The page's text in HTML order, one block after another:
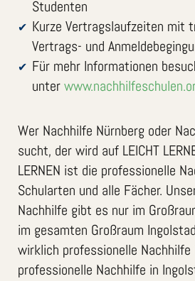
Studenten
Kurze Vertragslaufzeiten mit
Vertrags- und
Für mehr Informationen
unter
Wer Nachhilfe Nürnberg oder
sucht, der wird auf LEICHT
LERNEN ist die professionelle
Schularten und alle Fächer.
Nachhilfe gibt es nur im
im gesamten Großraum
wirklich professionelle Nachhilfe
professionelle Nachhilfe in